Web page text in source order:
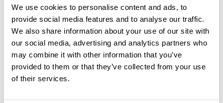
We use cookies to personalise content and ads, to
provide social media features and to analyse our traffic.
We also share information about your use of our site with
our social media, advertising and analytics partners who
may combine it with other information that you’ve
provided to them or that they’ve collected from your use
of their services.
Ras
E eric46659
Trace pas
M
Ajouter un avis